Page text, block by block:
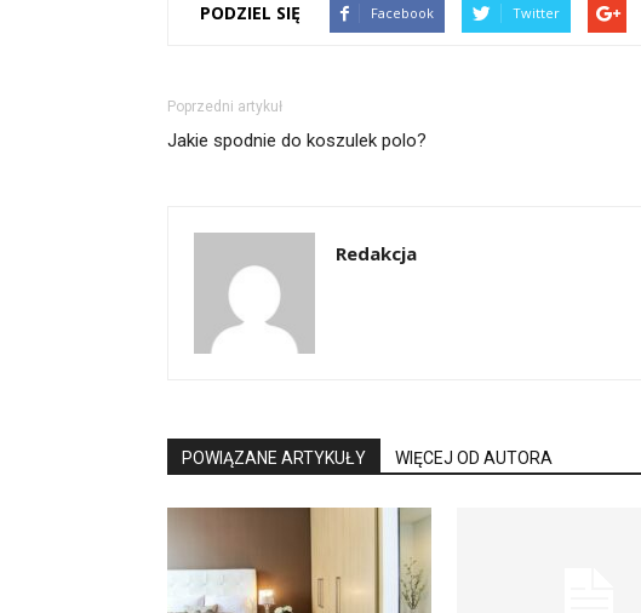
PODZIEL SIĘ Facebook Twitter
Poprzedni artykuł
Jakie spodnie do koszulek polo?
Redakcja
POWIĄZANE ARTYKUŁY WIĘCEJ OD AUTORA